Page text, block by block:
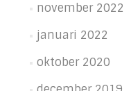
november 2022
januari 2022
oktober 2020